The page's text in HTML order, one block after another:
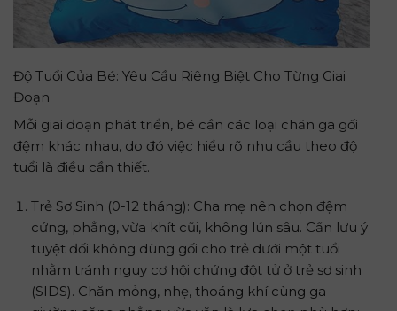
Độ Tuổi Của Bé: Yêu Cầu Riêng Biệt Cho Từng Giai
Đoạn
Mỗi giai đoạn phát triển, bé cần các loại chăn ga gối
đệm khác nhau, do đó việc hiểu rõ nhu cầu theo độ
tuổi là điều cần thiết.
Trẻ Sơ Sinh (0-12 tháng): Cha mẹ nên chọn đệm
cứng, phẳng, vừa khít cũi, không lún sâu. Cần lưu ý
tuyệt đối không dùng gối cho trẻ dưới một tuổi
nhằm tránh nguy cơ hội chứng đột tử ở trẻ sơ sinh
(SIDS). Chăn mỏng, nhẹ, thoáng khí cùng ga